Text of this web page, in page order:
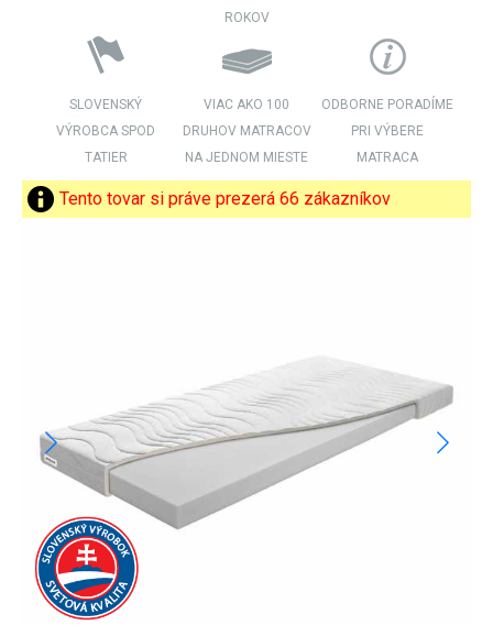
ROKOV
SLOVENSKÝ
VÝROBCA SPOD
TATIER
VIAC AKO 100
DRUHOV MATRACOV
NA JEDNOM MIESTE
ODBORNE PORADÍME
PRI VÝBERE
MATRACA
Tento tovar si práve prezerá 66 zákazníkov